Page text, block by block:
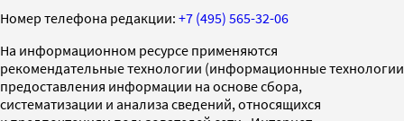
Номер телефона редакции: +7 (495) 565-32-06
На информационном ресурсе применяются
рекомендательные технологии (информационные технологии
предоставления информации на основе сбора,
систематизации и анализа сведений, относящихся